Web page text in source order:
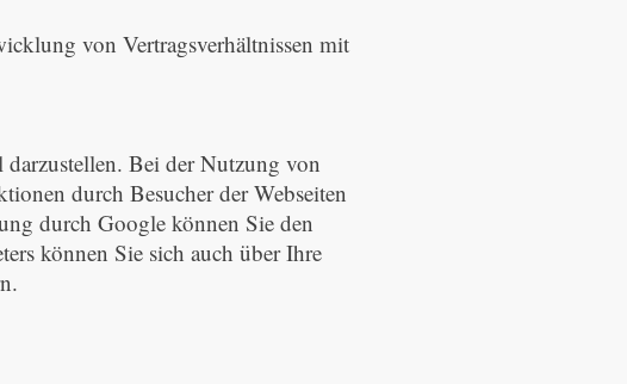
von Vertragsverhältnissen mit
Bei der Nutzung von
durch Besucher der Webseiten
durch Google können Sie den
können Sie sich auch über Ihre